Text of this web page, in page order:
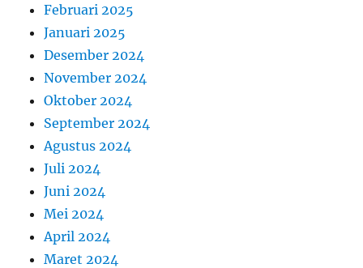
Februari 2025
Januari 2025
Desember 2024
November 2024
Oktober 2024
September 2024
Agustus 2024
Juli 2024
Juni 2024
Mei 2024
April 2024
Maret 2024